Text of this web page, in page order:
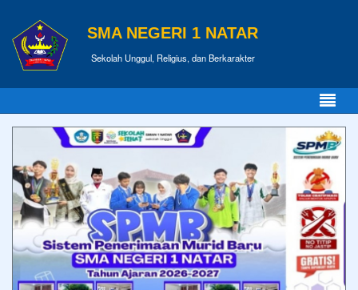
SMA NEGERI 1 NATAR
Sekolah Unggul, Religius, dan Berkarakter